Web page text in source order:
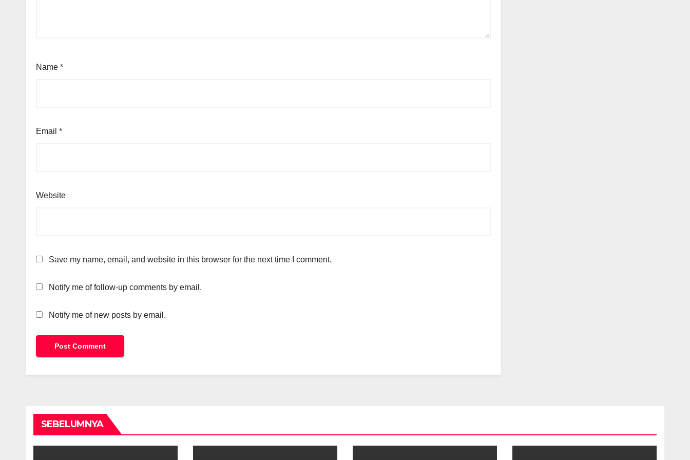
Name *
Email *
Website
Save my name, email, and website in this browser for the next time I comment.
Notify me of follow-up comments by email.
Notify me of new posts by email.
SEBELUMNYA